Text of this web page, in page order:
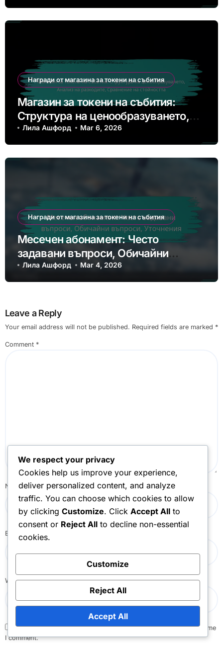
Награди от магазина за токени на събития
Магазин за токени на събития:
Структура на ценообразуването,
Анализ на разходите, Сравнение на
стойността
Лила Ашфорд Mar 6, 2026
Награди от магазина за токени на събития
Месечен абонамент: Често
задавани въпроси, Обичайни
въпроси, Уточнения
Лила Ашфорд Mar 4, 2026
Leave a Reply
Your email address will not be published. Required fields are marked *
Comment *
Name*
Email
Website
Save my name, email, and website in this browser for the next time
I comment.
We respect your privacy
Cookies help us improve your experience,
deliver personalized content, and analyze
traffic. You can choose which cookies to allow
by clicking Customize. Click Accept All to
consent or Reject All to decline non-essential
cookies.
Customize
Reject All
Accept All